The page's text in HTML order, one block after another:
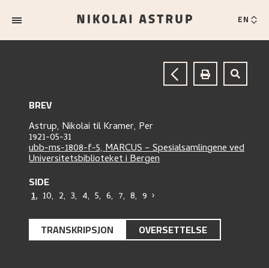
EN
BREV
Astrup, Nikolai tilKramer, Per
1921-05-31
ubb-ms-1808-f-5, MARCUS – Spesialsamlingene ved
Universitetsbiblioteket i Bergen
SIDE
1, 10, 2, 3, 4, 5, 6, 7, 8, 9 ›
TRANSKRIPSJON OVERSETTELSE